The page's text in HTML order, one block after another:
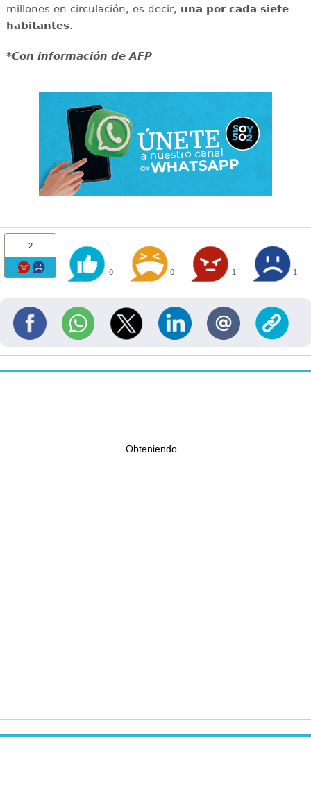
millones en circulación, es decir, una por cada siete
habitantes.
*Con información de AFP
2
0 0 1 1
Obteniendo...